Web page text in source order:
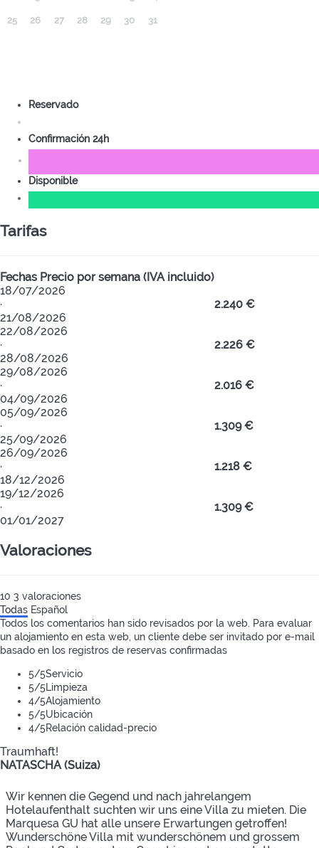
25 26 27 28 29 30 31
Reservado
Confirmación 24h
Disponible
Tarifas
Fechas Precio por semana (IVA incluido)
18/07/2026
·
21/08/2026
2.240 €
22/08/2026
·
28/08/2026
2.226 €
29/08/2026
·
04/09/2026
2.016 €
05/09/2026
·
25/09/2026
1.309 €
26/09/2026
·
18/12/2026
1.218 €
19/12/2026
·
01/01/2027
1.309 €
Valoraciones
10 3 valoraciones
Todas Español
Todos los comentarios han sido revisados por la web. Para evaluar
un alojamiento en esta web, un cliente debe ser invitado por e-mail
basado en los registros de reservas confirmadas
5/5Servicio
5/5Limpieza
4/5Alojamiento
5/5Ubicación
4/5Relación calidad-precio
Traumhaft!
NATASCHA (Suiza)
Wir kennen die Gegend und nach jahrelangem
Hotelaufenthalt suchten wir uns eine Villa zu mieten. Die
Marquesa GU hat alle unsere Erwartungen getroffen!
Wunderschöne Villa mit wunderschönem und grossem